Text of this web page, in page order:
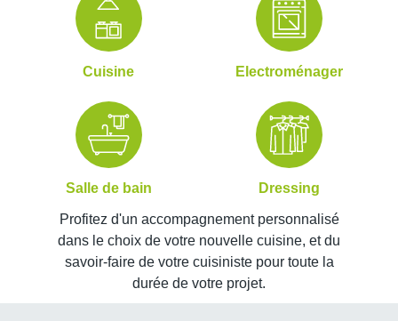
Cuisine Electroménager
Salle de bain Dressing
Profitez d'un accompagnement personnalisé
dans le choix de votre nouvelle cuisine, et du
savoir-faire de votre cuisiniste pour toute la
durée de votre projet.